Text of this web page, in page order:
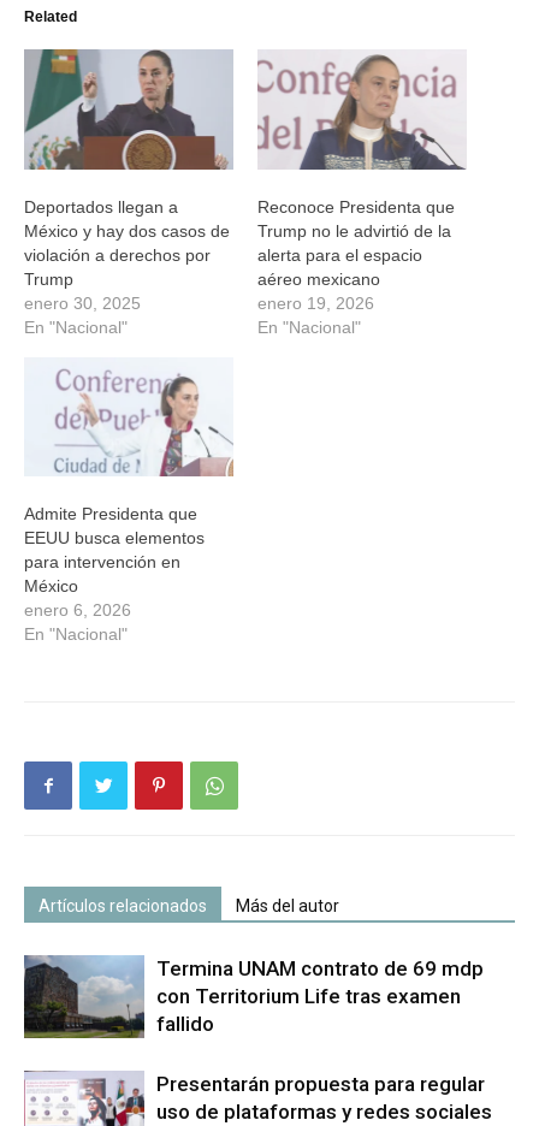
abre
una
ventana
nueva)
una
ventana
nueva)
una una
ventana
nueva)
Related
Deportados llegan a
México y hay dos casos de
violación a derechos por
Trump
enero 30, 2025
En "Nacional"
Reconoce Presidenta que
Trump no le advirtió de la
alerta para el espacio
aéreo mexicano
enero 19, 2026
En "Nacional"
Admite Presidenta que
EEUU busca elementos
para intervención en
México
enero 6, 2026
En "Nacional"
Artículos relacionados Más del autor
Termina UNAM contrato de 69 mdp
con Territorium Life tras examen
fallido
Presentarán propuesta para regular
uso de plataformas y redes sociales